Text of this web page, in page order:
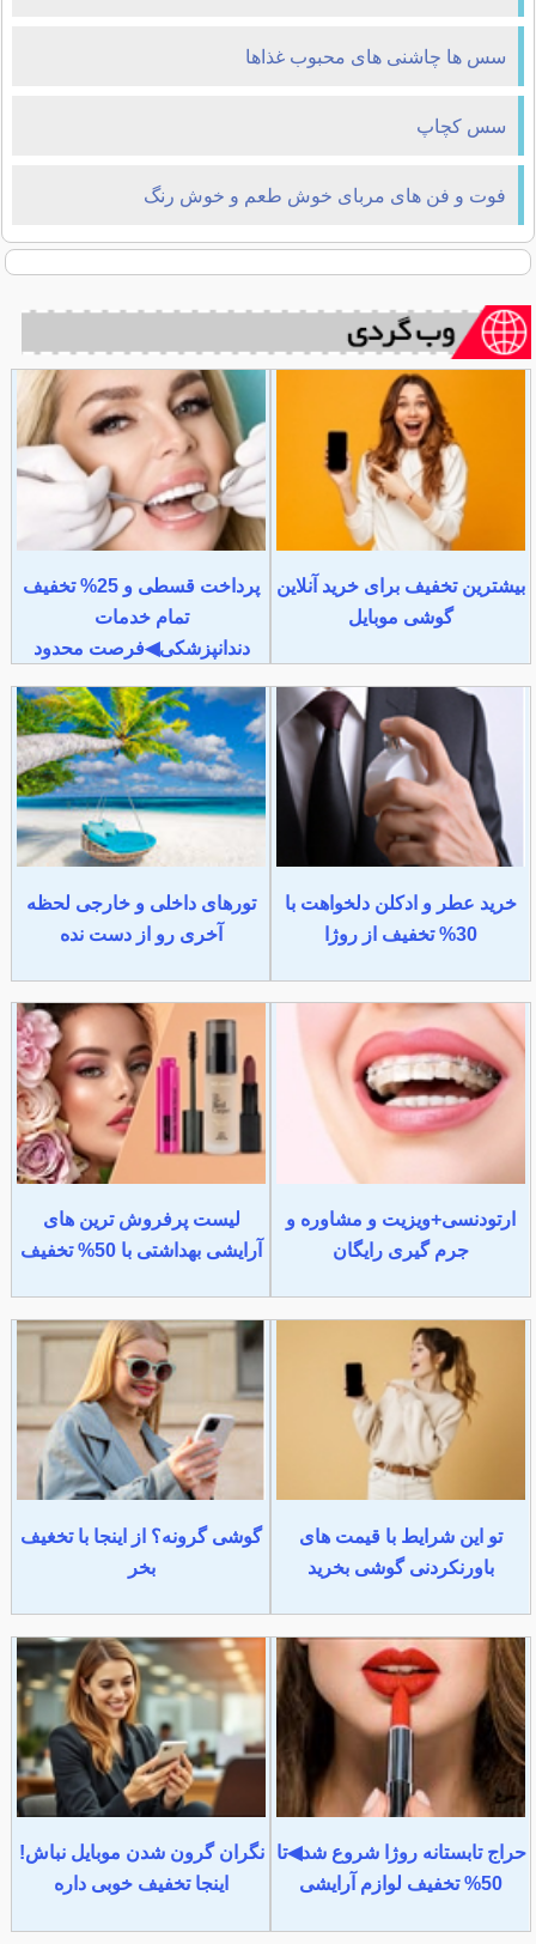
سس ها چاشنی های محبوب غذاها
سس کچاپ
فوت و فن های مربای خوش طعم و خوش رنگ
بیشترین تخفیف برای خرید آنلاین
گوشی موبایل
پرداخت قسطی و 25% تخفیف
تمام خدمات
دندانپزشکی◀فرصت محدود
خرید عطر و ادکلن دلخواهت با
30% تخفیف از روژا
تورهای داخلی و خارجی لحظه
آخری رو از دست نده
ارتودنسی+ویزیت و مشاوره و
جرم گیری رایگان
لیست پرفروش ترین های
آرایشی بهداشتی با 50% تخفیف
تو این شرایط با قیمت های
باورنکردنی گوشی بخرید
گوشی گرونه؟ از اینجا با تخغیف
بخر
حراج تابستانه روژا شروع شد◀تا
50% تخفیف لوازم آرایشی
نگران گرون شدن موبایل نباش!
اینجا تخفیف خوبی داره